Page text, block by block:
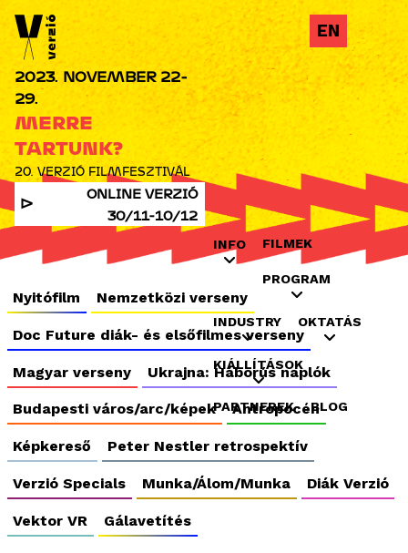
Jump to navigation
INFO FILMEK
PROGRAM
INDUSTRY OKTATÁS
KIÁLLÍTÁSOK
PARTNEREK BLOG
ONLINE VERZIÓ
30/11-10/12
MERRE
TARTUNK?
20. VERZIÓ FILMFESZTIVÁL
2023. NOVEMBER 22-
29.
Nyitófilm Nemzetközi verseny
Doc Future diák- és elsőfilmes verseny
Magyar verseny Ukrajna: Háborús naplók
Budapesti város/arc/képek Antropocén
Képkereső Peter Nestler retrospektív
Verzió Specials Munka/Álom/Munka Diák Verzió
Vektor VR Gálavetítés
EN